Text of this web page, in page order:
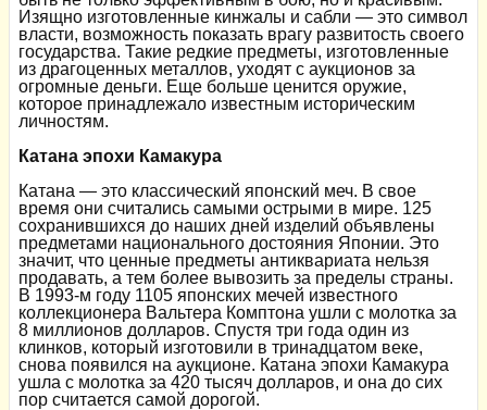
Изящно изготовленные кинжалы и сабли — это символ
власти, возможность показать врагу развитость своего
государства. Такие редкие предметы, изготовленные
из драгоценных металлов, уходят с аукционов за
огромные деньги. Еще больше ценится оружие,
которое принадлежало известным историческим
личностям.
Катана эпохи Камакура
Катана — это классический японский меч. В свое
время они считались самыми острыми в мире. 125
сохранившихся до наших дней изделий объявлены
предметами национального достояния Японии. Это
значит, что ценные предметы антиквариата нельзя
продавать, а тем более вывозить за пределы страны.
В 1993-м году 1105 японских мечей известного
коллекционера Вальтера Комптона ушли с молотка за
8 миллионов долларов. Спустя три года один из
клинков, который изготовили в тринадцатом веке,
снова появился на аукционе. Катана эпохи Камакура
ушла с молотка за 420 тысяч долларов, и она до сих
пор считается самой дорогой.